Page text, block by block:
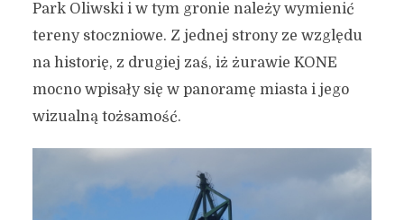
Park Oliwski i w tym gronie należy wymienić
tereny stoczniowe. Z jednej strony ze względu
na historię, z drugiej zaś, iż żurawie KONE
mocno wpisały się w panoramę miasta i jego
wizualną tożsamość.